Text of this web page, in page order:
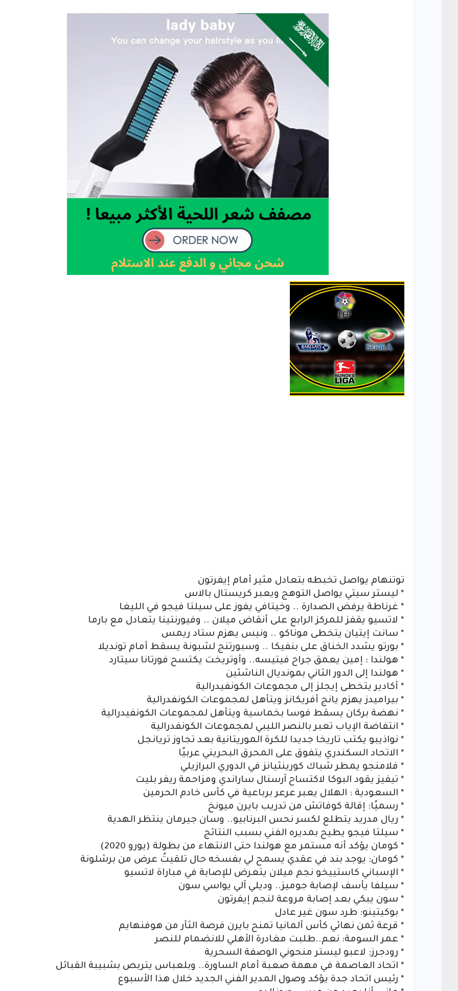
توتنهام يواصل تخبطه بتعادل مثير أمام إيفرتون
* ليستر سيتي يواصل التوهج ويعبر كريستال بالاس
* غرناطة يرفض الصدارة .. وخيتافي يفوز على سيلتا فيجو في الليغا
* لاتسيو يقفز للمركز الرابع على أنقاض ميلان .. وفيورنتينا يتعادل مع بارما
* سانت إيتيان يتخطى موناكو .. ونيس يهزم ستاد ريمس
* بورتو يشدد الخناق على بنفيكا .. وسبورتنج لشبونة يسقط أمام تونديلا
* هولندا : إمين يعمق جراح فيتيسه.. وأوتريخت يكتسح فورتانا سيتارد
* هولندا إلى الدور الثاني بمونديال الناشئين
* أكادير يتخطى إيجلز إلى مجموعات الكونفيدرالية
* بيراميدز يهزم يانج أفريكانز ويتأهل لمجموعات الكونفدرالية
* نهضة بركان يسقط فوسا بخماسية ويتأهل لمجموعات الكونفيدرالية
* انتفاضة الإياب تعبر بالنصر الليبي لمجموعات الكونفدرالية
* نواذيبو يكتب تاريخا جديدا للكرة الموريتانية بعد تجاوز تريانجل
* الاتحاد السكندري يتفوق على المحرق البحريني عربيًا
* فلامنجو يمطر شباك كورينثيانز في الدوري البرازيلي
* تيفيز يقود البوكا لاكتساح آرسنال ساراندي ومزاحمة ريفر بليت
* السعودية : الهلال يعبر عرعر برباعية في كأس خادم الحرمين
* رسميًا: إقالة كوفاتش من تدريب بايرن ميونخ
* ريال مدريد يتطلع لكسر نحس البرنابيو.. وسان جيرمان ينتظر الهدية
* سيلتا فيجو يطيح بمديره الفني بسبب النتائج
* كومان يؤكد أنه مستمر مع هولندا حتى الانتهاء من بطولة (يورو 2020)
* كومان: يوجد بند في عقدي يسمح لي بفسخه حال تلقيتُ عرض من برشلونة
* الإسباني كاستييخو نجم ميلان يتعرض للإصابة في مباراة لاتسيو
* سيلفا يأسف لإصابة جوميز.. وديلي آلي يواسي سون
* سون يبكي بعد إصابة مروعة لنجم إيفرتون
* بوكيتينو: طرد سون غير عادل
* قرعة ثمن نهائي كأس ألمانيا تمنح بايرن فرصة الثأر من هوفنهايم
* عمر السومة: نعم..طلبت مغادرة الأهلي للانضمام للنصر
* رودجرز: لاعبو ليستر منحوني الوصفة السحرية
* اتحاد العاصمة في مهمة صعبة أمام الساورة.. وبلعباس يتربص بشبيبة القبائل
* رئيس اتحاد جدة يؤكد وصول المدير الفني الجديد خلال هذا الأسبوع